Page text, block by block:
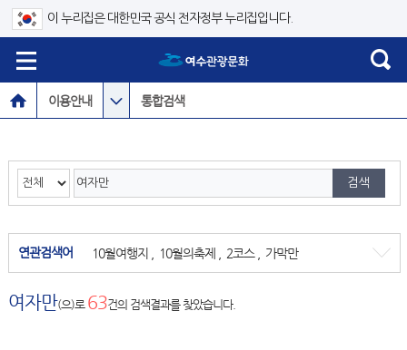
이 누리집은 대한민국 공식 전자정부 누리집입니다.
이용안내 통합검색
연관검색어 10월여행지 10월의축제 2코스, 가막만
여자만(으)로 63건의 검색결과를 찾았습니다.